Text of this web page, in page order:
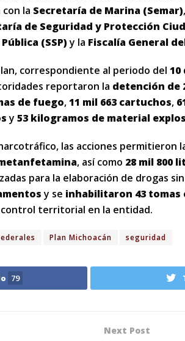
la Secretaría de Marina (Semar)
de Seguridad y Protección
(SSP)y la Fiscalía General
correspondiente al periodo del 10
reportaron la detención de
de fuego,11 mil 663 cartuchos,
y 53 kilogramos de material
las acciones permitieron
, así como 28 mil 800
para la elaboración de drogas
y se inhabilitaron 43 tomas
territorial en la entidad.
Plan Michoacán seguridad
79
Next Post